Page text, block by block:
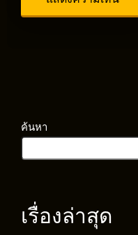
ค้นหา
เรื่องล่าสุด